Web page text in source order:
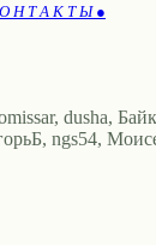
Н Т А К Т Ы ●
dusha,
ngs54,